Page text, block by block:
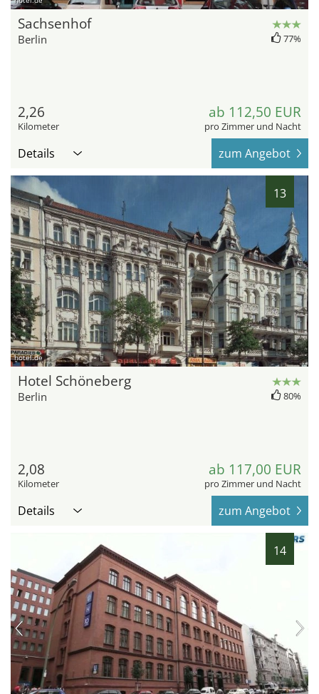
Sachsenhof
Berlin 77%
2,26
Kilometer
ab 112,50 EUR
pro Zimmer und Nacht
Details zum Angebot
13
hotel.de
Hotel Schöneberg
Berlin 80%
2,08
Kilometer
ab 117,00 EUR
pro Zimmer und Nacht
Details zum Angebot
14